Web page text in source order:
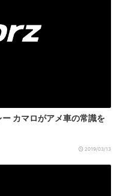
カマロがアメ車の常識を
2019/03/13